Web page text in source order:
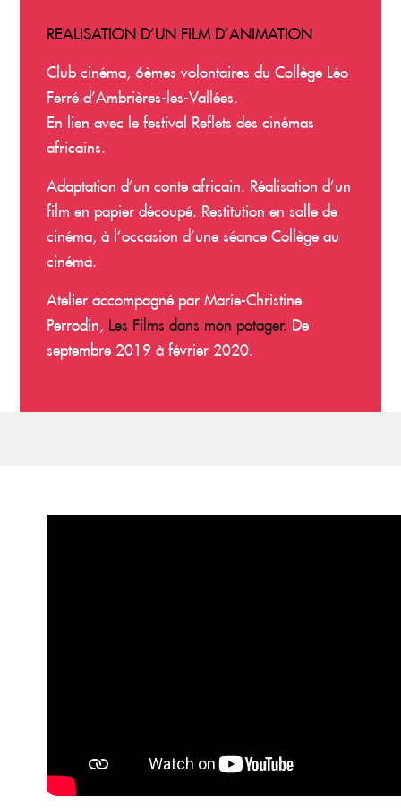
REALISATION D’UN FILM D’ANIMATION
Club cinéma, 6èmes volontaires du Collège Léo
Ferré d’Ambrières-les-Vallées.
En lien avec le festival Reflets des cinémas
africains.
Adaptation d’un conte africain. Réalisation d’un
film en papier découpé. Restitution en salle de
cinéma, à l’occasion d’une séance Collège au
cinéma.
Atelier accompagné par Marie-Christine
Perrodin, Les Films dans mon potager. De
septembre 2019 à février 2020.